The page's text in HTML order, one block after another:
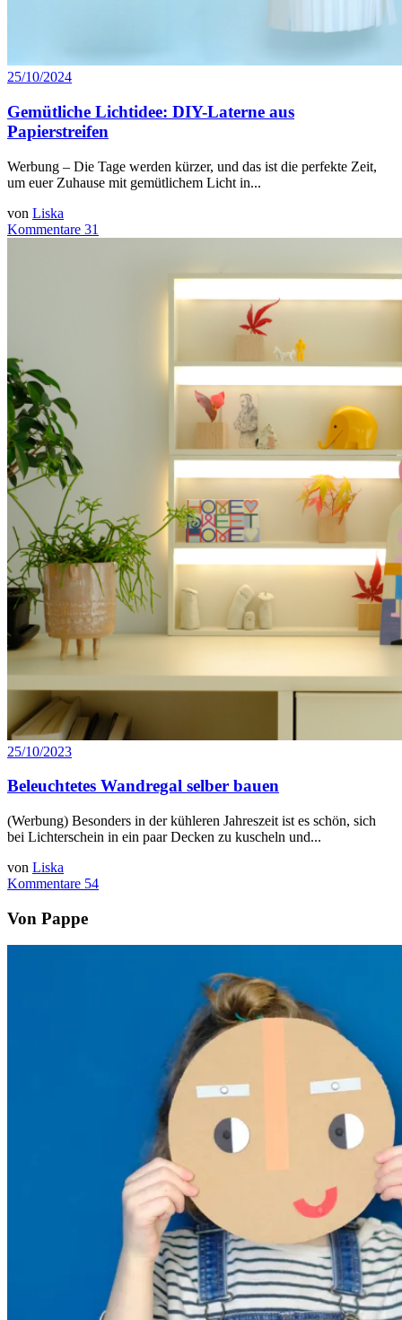
25/10/2024
Gemütliche Lichtidee: DIY-Laterne aus
Papierstreifen
Werbung – Die Tage werden kürzer, und das ist die perfekte Zeit,
um euer Zuhause mit gemütlichem Licht in...
von Liska
Kommentare 31
25/10/2023
Beleuchtetes Wandregal selber bauen
(Werbung) Besonders in der kühleren Jahreszeit ist es schön, sich
bei Lichterschein in ein paar Decken zu kuscheln und...
von Liska
Kommentare 54
Von Pappe